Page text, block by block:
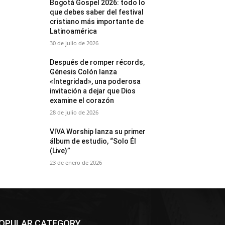
Bogotá Gospel 2026: todo lo
que debes saber del festival
cristiano más importante de
Latinoamérica
30 de julio de 2026
Después de romper récords,
Génesis Colón lanza
«Integridad», una poderosa
invitación a dejar que Dios
examine el corazón
28 de julio de 2026
VIVA Worship lanza su primer
álbum de estudio, “Solo Él
(Live)”
23 de enero de 2026